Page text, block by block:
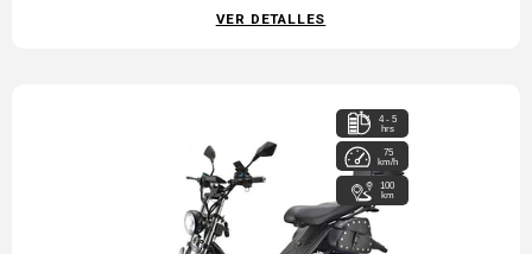
VER DETALLES
4 - 5
hrs
75
km/h
100
km